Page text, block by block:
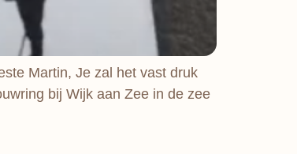
Martin, Je zal het vast druk
bij Wijk aan Zee in de zee